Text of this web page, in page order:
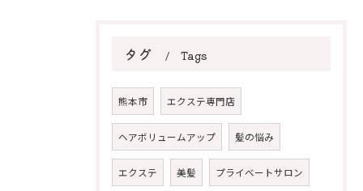
タグ Tags
熊本市 エクステ専門店
ヘアボリュームアップ 髪の悩み
エクステ 美髪 プライベートサロン